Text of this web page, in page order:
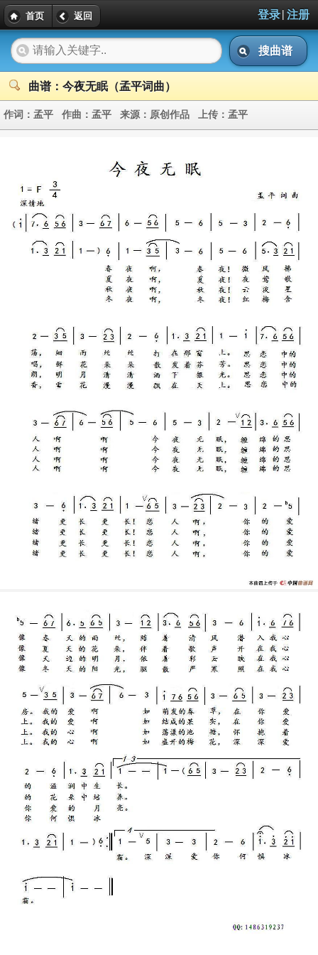
首页 返回 登录| 注册
搜曲谱
曲谱：今夜无眠（孟平词曲）
作词： 孟平 作曲： 孟平 来源： 原创作品 上传： 孟平